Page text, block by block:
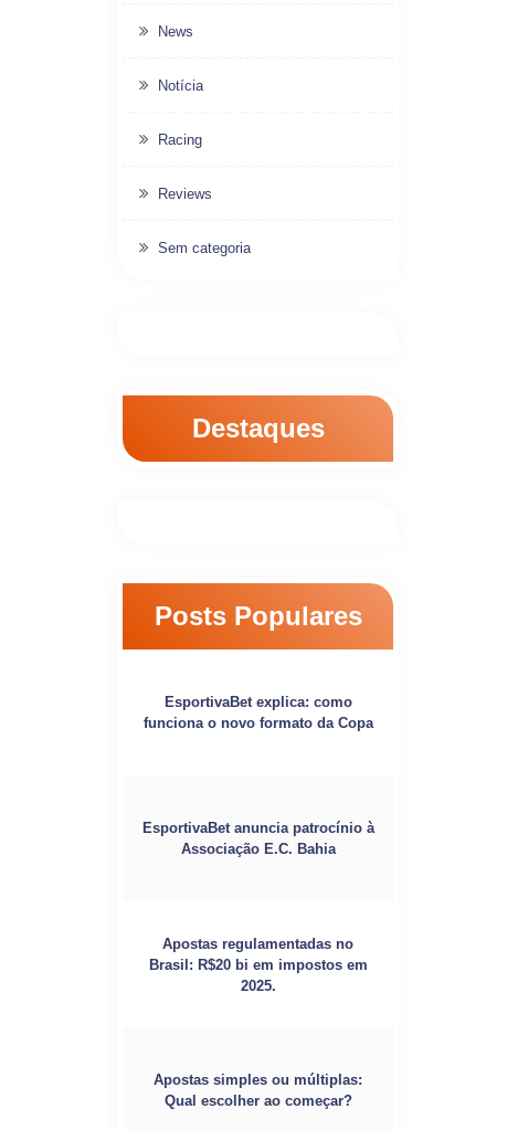
News
Notícia
Racing
Reviews
Sem categoria
Destaques
Posts Populares
EsportivaBet explica: como
funciona o novo formato da Copa
EsportivaBet anuncia patrocínio à
Associação E.C. Bahia
Apostas regulamentadas no
Brasil: R$20 bi em impostos em
2025.
Apostas simples ou múltiplas:
Qual escolher ao começar?